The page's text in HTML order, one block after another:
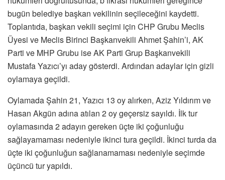
bugün belediye başkan vekilinin seçileceğini kaydetti.
Toplantıda, başkan vekili seçimi için CHP Grubu Meclis
Üyesi ve Meclis Birinci Başkanvekili Ahmet Şahin’i, AK
Parti ve MHP Grubu ise AK Parti Grup Başkanvekili
Mustafa Yazıcı’yı aday gösterdi. Ardından adaylar için gizli
oylamaya geçildi.
Oylamada Şahin 21, Yazıcı 13 oy alırken, Aziz Yıldırım ve
Hasan Akgün adına atılan 2 oy geçersiz sayıldı. İlk tur
oylamasında 2 adayın gereken üçte iki çoğunluğu
sağlayamaması nedeniyle ikinci tura geçildi. İkinci turda da
üçte iki çoğunluğun sağlanamaması nedeniyle seçimde
üçüncü tur yapıldı.